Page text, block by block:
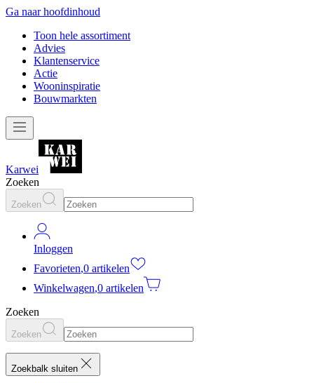
Ga naar hoofdinhoud
Toon hele assortiment
Advies
Klantenservice
Actie
Wooninspiratie
Bouwmarkten
Karwei
Zoeken
Zoeken
Inloggen
Favorieten,0 artikelen
Winkelwagen,0 artikelen
Zoeken
Zoeken
Zoekbalk sluiten